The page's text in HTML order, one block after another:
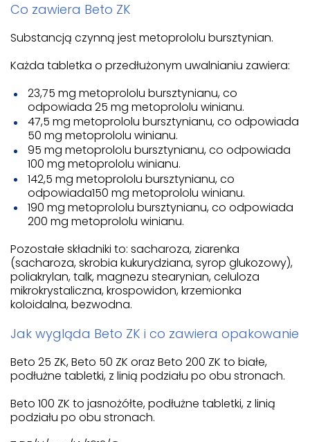
Co zawiera Beto ZK
Substancją czynną jest metoprololu bursztynian.
Każda tabletka o przedłużonym uwalnianiu zawiera:
23,75 mg metoprololu bursztynianu, co
odpowiada 25 mg metoprololu winianu.
47,5 mg metoprololu bursztynianu, co odpowiada
50 mg metoprololu winianu.
95 mg metoprololu bursztynianu, co odpowiada
100 mg metoprololu winianu.
142,5 mg metoprololu bursztynianu, co
odpowiada150 mg metoprololu winianu.
190 mg metoprololu bursztynianu, co odpowiada
200 mg metoprololu winianu.
Pozostałe składniki to: sacharoza, ziarenka
(sacharoza, skrobia kukurydziana, syrop glukozowy),
poliakrylan, talk, magnezu stearynian, celuloza
mikrokrystaliczna, krospowidon, krzemionka
koloidalna, bezwodna.
Jak wygląda Beto ZK i co zawiera opakowanie
Beto 25 ZK, Beto 50 ZK oraz Beto 200 ZK to białe,
podłużne tabletki, z linią podziału po obu stronach.
Beto 100 ZK to jasnożółte, podłużne tabletki, z linią
podziału po obu stronach.